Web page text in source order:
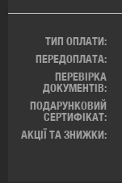
ТИП ОПЛАТИ:
ПЕРЕДОПЛАТА:
ПЕРЕВІРКА
ДОКУМЕНТІВ:
ПОДАРУНКОВИЙ
СЕРТИФІКАТ:
АКЦІЇ ТА ЗНИЖКИ: